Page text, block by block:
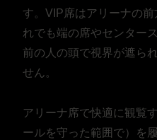
す。VIP席はアリーナの
れでも端の席やセンター
前の人の頭で視界が遮ら
せん。
アリーナ席で快適に観覧
ールを守った範囲で）を